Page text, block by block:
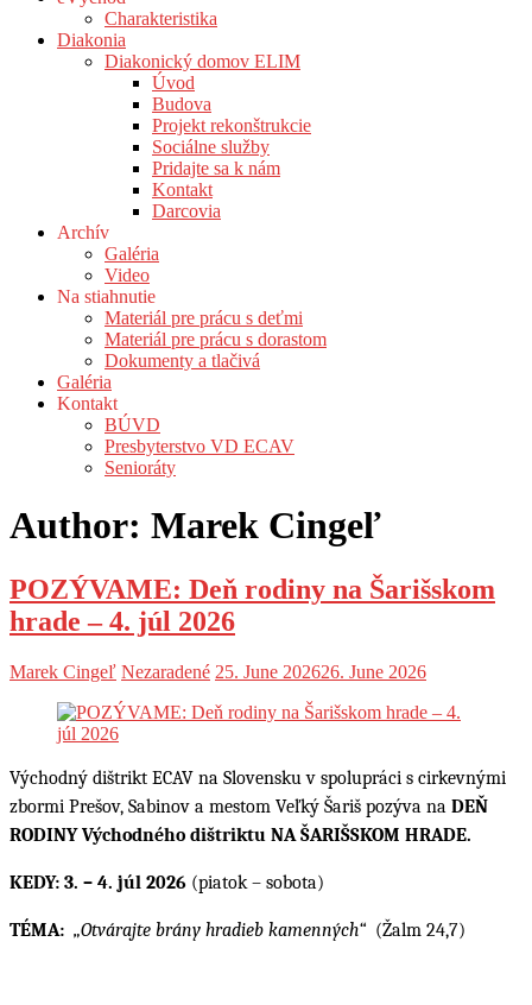
Charakteristika
Diakonia
Diakonický domov ELIM
Úvod
Budova
Projekt rekonštrukcie
Sociálne služby
Pridajte sa k nám
Kontakt
Darcovia
Archív
Galéria
Video
Na stiahnutie
Materiál pre prácu s deťmi
Materiál pre prácu s dorastom
Dokumenty a tlačivá
Galéria
Kontakt
BÚVD
Presbyterstvo VD ECAV
Senioráty
Author: Marek Cingeľ
POZÝVAME: Deň rodiny na Šarišskom
hrade – 4. júl 2026
Marek Cingeľ Nezaradené 25. June 202626. June 2026
Východný dištrikt ECAV na Slovensku v spolupráci s cirkevnými
zbormi Prešov, Sabinov a mestom Veľký Šariš pozýva na DEŇ
RODINY Východného dištriktu NA ŠARIŠSKOM HRADE.
KEDY: 3. – 4. júl 2026 (piatok – sobota)
TÉMA: „Otvárajte brány hradieb kamenných“ (Žalm 24,7)